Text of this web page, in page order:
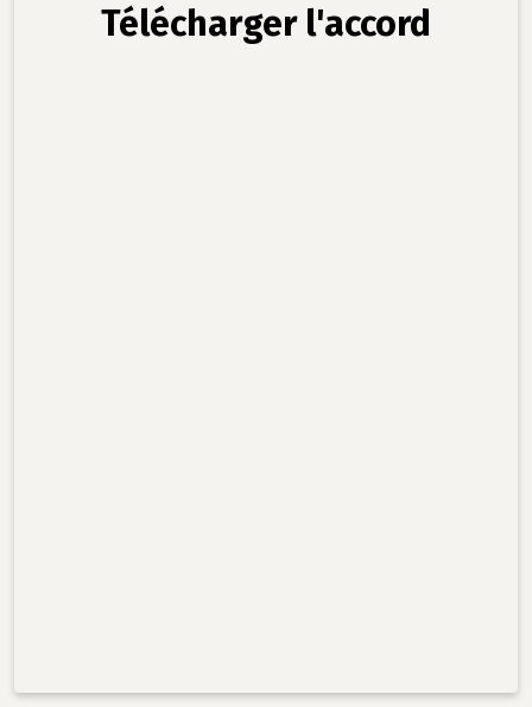
Télécharger l'accord